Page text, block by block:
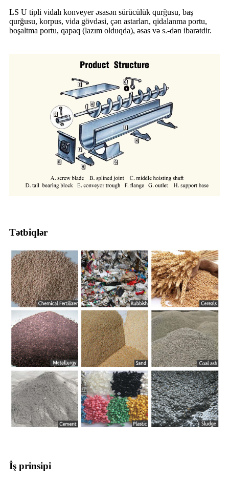
LS U tipli vidalı konveyer əsasən sürücülük qurğusu, baş
qurğusu, korpus, vida gövdəsi, çən astarları, qidalanma portu,
boşaltma portu, qapaq (lazım olduqda), əsas və s.-dən ibarətdir.
Tətbiqlər
İş prinsipi